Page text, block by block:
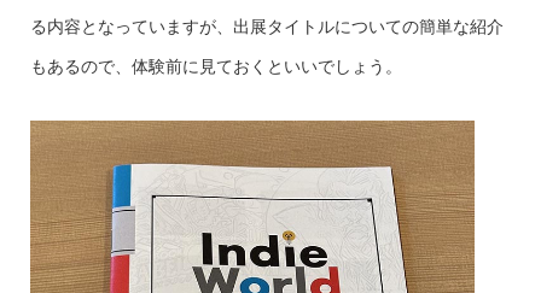
る内容となっていますが、出展タイトルについての簡単な紹介
もあるので、体験前に見ておくといいでしょう。